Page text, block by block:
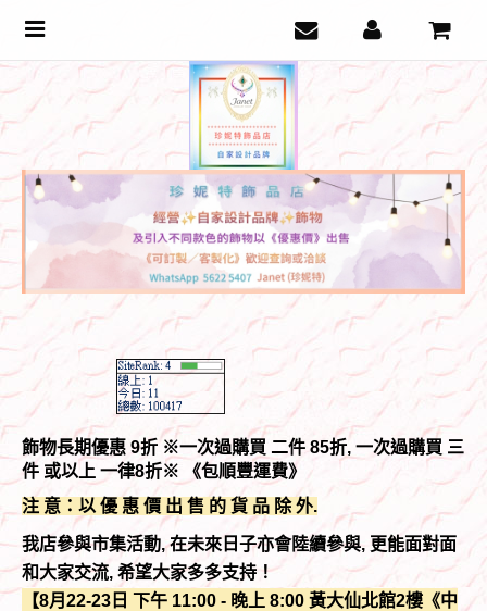
飾物長期優惠 9折 ※一次過購買 二件 85折, 一次過購買 三
件 或以上 一律8折※ 《包順豐運費》
注 意：以 優 惠 價 出 售 的 貨 品 除 外.
我店參與市集活動, 在未來日子亦會陸續參與, 更能面對面
和大家交流, 希望大家多多支持！
【8月22-23日 下午 11:00 - 晚上 8:00 黃大仙北館2樓《中
Toggle